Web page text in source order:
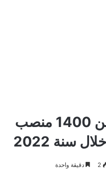
تازة… إحداث أزيد من 1400 منصب
سنة 2022
2 دقيقة واحدة